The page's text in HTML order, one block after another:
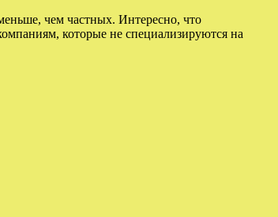
чем частных. Интересно, что
которые не специализируются на